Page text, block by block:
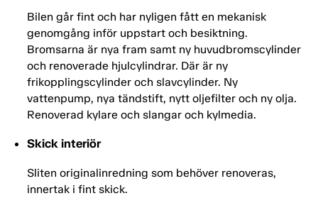
Bilen går fint och har nyligen fått en mekanisk
genomgång inför uppstart och besiktning.
Bromsarna är nya fram samt ny huvudbromscylinder
och renoverade hjulcylindrar. Där är ny
frikopplingscylinder och slavcylinder. Ny
vattenpump, nya tändstift, nytt oljefilter och ny olja.
Renoverad kylare och slangar och kylmedia.
Skick interiör
Sliten originalinredning som behöver renoveras,
innertak i fint skick.